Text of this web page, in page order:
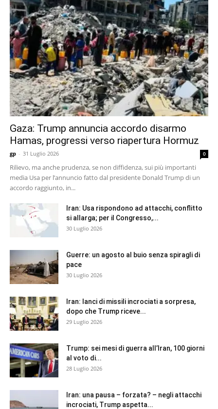
Gaza: Trump annuncia accordo disarmo
Hamas, progressi verso riapertura Hormuz
gp - 31 Luglio 2026 0
Rilievo, ma anche prudenza, se non diffidenza, sui più importanti
media Usa per l’annuncio fatto dal presidente Donald Trump di un
accordo raggiunto, in...
Iran: Usa rispondono ad attacchi, conflitto
si allarga; per il Congresso,...
30 Luglio 2026
Guerre: un agosto al buio senza spiragli di
pace
30 Luglio 2026
Iran: lanci di missili incrociati a sorpresa,
dopo che Trump riceve...
29 Luglio 2026
Trump: sei mesi di guerra all’Iran, 100 giorni
al voto di...
28 Luglio 2026
Iran: una pausa – forzata? – negli attacchi
incrociati, Trump aspetta...